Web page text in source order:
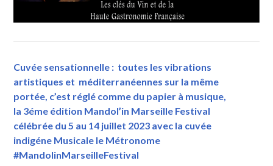
Cuvée sensationnelle : toutes les vibrations
artistiques et méditerranéennes sur la même
portée, c’est réglé comme du papier à musique,
la 3éme édition Mandol’in Marseille Festival
célébrée du 5 au 14 juillet 2023 avec la cuvée
indigéne Musicale le Métronome
#MandolinMarseilleFestival